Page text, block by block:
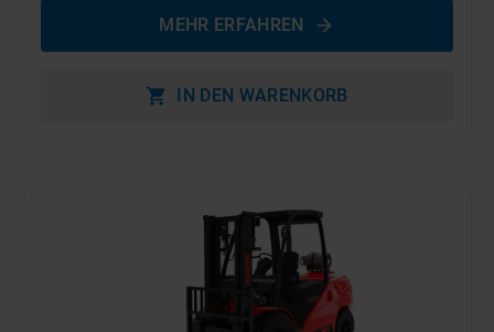
MEHR ERFAHREN
IN DEN WARENKORB